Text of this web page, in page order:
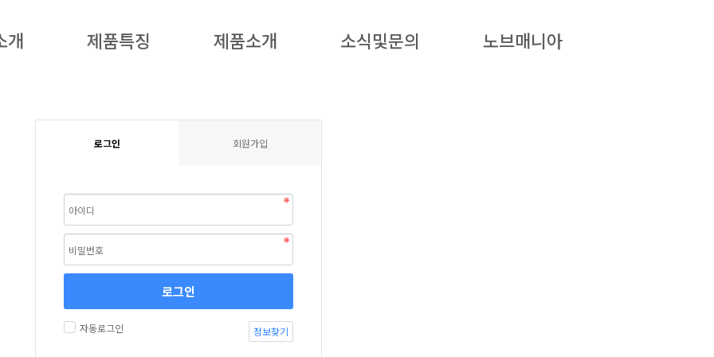
개 제품특징 제품소개 소식및문의 노브매니아
로그인 회원가입
로그인
자동로그인 정보찾기